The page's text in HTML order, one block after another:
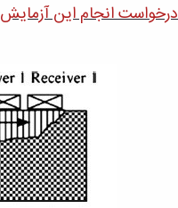
درخواست انجام این آزمایش